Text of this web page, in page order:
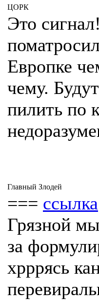
ЦОРК
Это
Европке
чему.
пилить по
Главный Злодей
=== ссылка
Грязной
за
хрррясь